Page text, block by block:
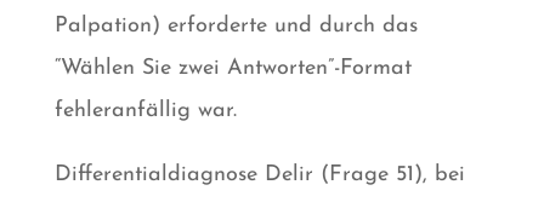
Palpation) erforderte und durch das
“Wählen Sie zwei Antworten”-Format
fehleranfällig war.
Differentialdiagnose Delir (Frage 51), bei